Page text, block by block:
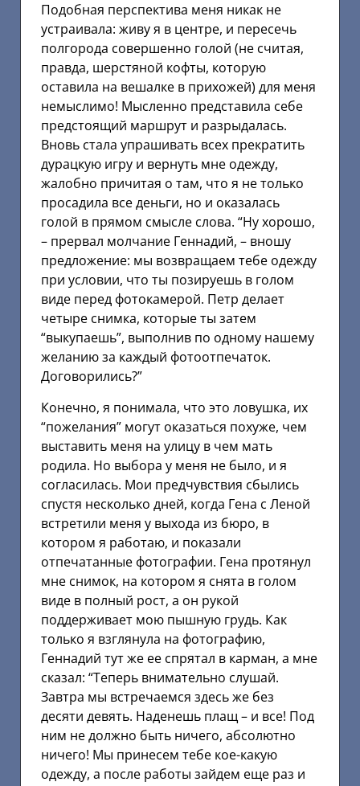
Подобная перспектива меня никак не
устраивала: живу я в центре, и пересечь
полгорода совершенно голой (не считая,
правда, шерстяной кофты, которую
оставила на вешалке в прихожей) для меня
немыслимо! Мысленно представила себе
предстоящий маршрут и разрыдалась.
Вновь стала упрашивать всех прекратить
дурацкую игру и вернуть мне одежду,
жалобно причитая о там, что я не только
просадила все деньги, но и оказалась
голой в прямом смысле слова. “Ну хорошо,
– прервал молчание Геннадий, – вношу
предложение: мы возвращаем тебе одежду
при условии, что ты позируешь в голом
виде перед фотокамерой. Петр делает
четыре снимка, которые ты затем
“выкупаешь”, выполнив по одному нашему
желанию за каждый фотоотпечаток.
Договорились?”
Конечно, я понимала, что это ловушка, их
“пожелания” могут оказаться похуже, чем
выставить меня на улицу в чем мать
родила. Но выбора у меня не было, и я
согласилась. Мои предчувствия сбылись
спустя несколько дней, когда Гена с Леной
встретили меня у выхода из бюро, в
котором я работаю, и показали
отпечатанные фотографии. Гена протянул
мне снимок, на котором я снята в голом
виде в полный рост, а он рукой
поддерживает мою пышную грудь. Как
только я взглянула на фотографию,
Геннадий тут же ее спрятал в карман, а мне
сказал: “Теперь внимательно слушай.
Завтра мы встречаемся здесь же без
десяти девять. Наденешь плащ – и все! Под
ним не должно быть ничего, абсолютно
ничего! Мы принесем тебе кое-какую
одежду, а после работы зайдем еще раз и